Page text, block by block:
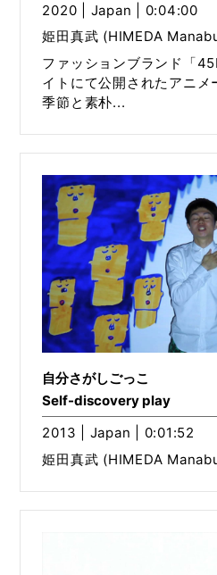
2020 | Japan | 0:04:00
姫田真武 (HIMEDA
ファッションブランド「
イトにて公開されたアニメ
季節と素朴...
自分さがしごっこ
Self-discovery play
2013 | Japan | 0:01:52
姫田真武 (HIMEDA